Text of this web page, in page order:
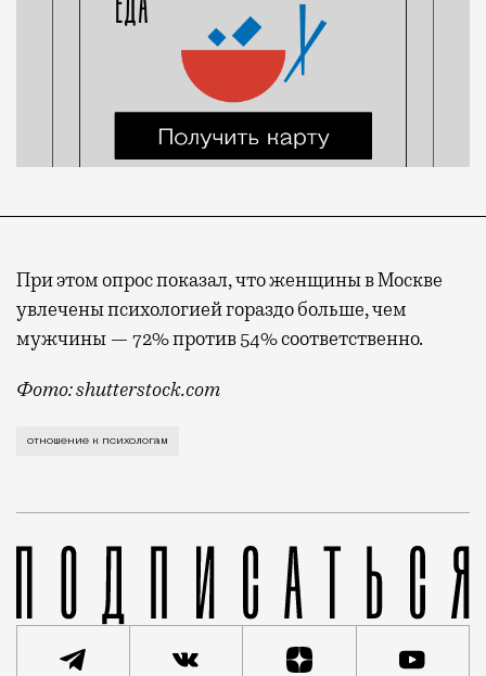
При этом опрос показал, что женщины в Москве
увлечены психологией гораздо больше, чем
мужчины — 72% против 54% соответственно.
Фото: shutterstock.com
Мода на психотерапию и проработку травм,
отношение к психологам